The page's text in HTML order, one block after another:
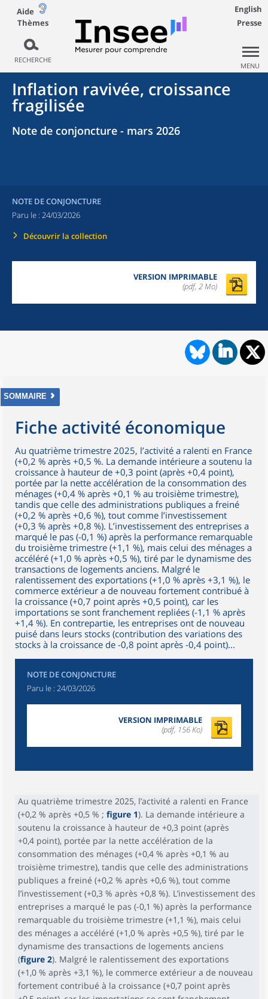
Aide
Thèmes
RECHERCHE
English
Presse
MENU
Inflation ravivée, croissance
fragilisée
Note de conjoncture - mars 2026
NOTE DE CONJONCTURE
Paru le : 24/03/2026
Découvrir la collection
VERSION IMPRIMABLE
(pdf, 2 Mo)
SOMMAIRE
Fiche activité économique
Au quatrième trimestre 2025, l’activité a ralenti en France
(+0,2 % après +0,5 %. La demande intérieure a soutenu la
croissance à hauteur de +0,3 point (après +0,4 point),
portée par la nette accélération de la consommation des
ménages (+0,4 % après +0,1 % au troisième trimestre),
tandis que celle des administrations publiques a freiné
(+0,2 % après +0,6 %), tout comme l’investissement
(+0,3 % après +0,8 %). L’investissement des entreprises a
marqué le pas (-0,1 %) après la performance remarquable
du troisième trimestre (+1,1 %), mais celui des ménages a
accéléré (+1,0 % après +0,5 %), tiré par le dynamisme des
transactions de logements anciens. Malgré le
ralentissement des exportations (+1,0 % après +3,1 %), le
commerce extérieur a de nouveau fortement contribué à
la croissance (+0,7 point après +0,5 point), car les
importations se sont franchement repliées (-1,1 % après
+1,4 %). En contrepartie, les entreprises ont de nouveau
puisé dans leurs stocks (contribution des variations des
stocks à la croissance de -0,8 point après -0,4 point)...
NOTE DE CONJONCTURE
Paru le : 24/03/2026
VERSION IMPRIMABLE
(pdf, 156 Ko)
Au quatrième trimestre 2025, l’activité a ralenti en France
(+0,2 % après +0,5 % ; figure 1). La demande intérieure a
soutenu la croissance à hauteur de +0,3 point (après
+0,4 point), portée par la nette accélération de la
consommation des ménages (+0,4 % après +0,1 % au
troisième trimestre), tandis que celle des administrations
publiques a freiné (+0,2 % après +0,6 %), tout comme
l’investissement (+0,3 % après +0,8 %). L’investissement des
entreprises a marqué le pas (-0,1 %) après la performance
remarquable du troisième trimestre (+1,1 %), mais celui
des ménages a accéléré (+1,0 % après +0,5 %), tiré par le
dynamisme des transactions de logements anciens
(figure 2). Malgré le ralentissement des exportations
(+1,0 % après +3,1 %), le commerce extérieur a de nouveau
fortement contribué à la croissance (+0,7 point après